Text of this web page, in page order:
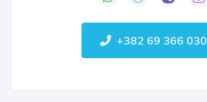
+382 69 366 030